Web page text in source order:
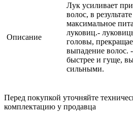
Описание
Лук усиливает
волос, в
максимальное
луковиц.-
головы,
выпадение волос.
быстрее и гуще,
сильными.
Перед покупкой уточняйте
комплектацию у продавца